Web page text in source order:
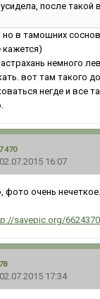
после такой
но в тамошних
кажется)
немного
вот там такого
негде и все
470
02.07.2015 16:07
фото очень
savepic.org/
02.07.2015 17:34